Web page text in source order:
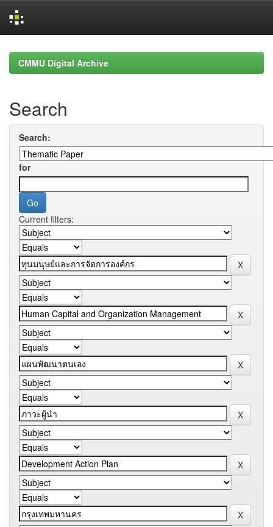
navigationCMMU Digital Archive
Search
Search:
for
Current filters: